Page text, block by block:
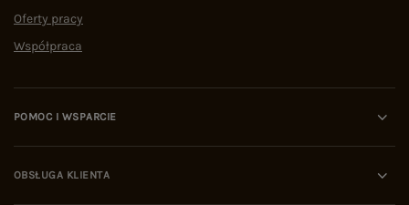
Oferty pracy
Współpraca
POMOC I WSPARCIE
OBSŁUGA KLIENTA